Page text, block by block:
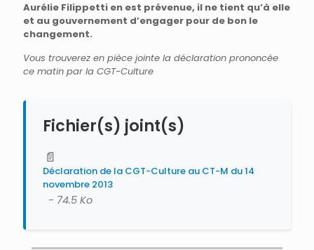
Aurélie Filippetti en est prévenue, il ne tient qu’à elle
et au gouvernement d’engager pour de bon le
changement.
Vous trouverez en pièce jointe la déclaration prononcée
ce matin par la CGT-Culture
Fichier(s) joint(s)
📄
Déclaration de la CGT-Culture au CT-M du 14
novembre 2013
- 74.5 Ko